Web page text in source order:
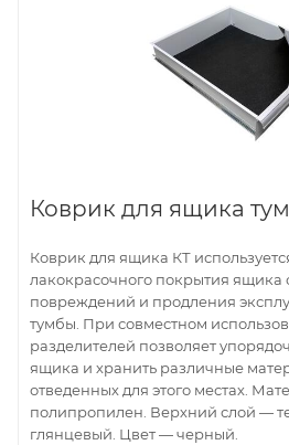
Коврик для ящика
Коврик для ящика КТ
лакокрасочного покрытия ящика
повреждений и продления
тумбы. При совместном
разделителей позволяет
ящика и хранить различные
отведенных для этого местах.
полипропилен. Верхний слой —
глянцевый. Цвет — черный.